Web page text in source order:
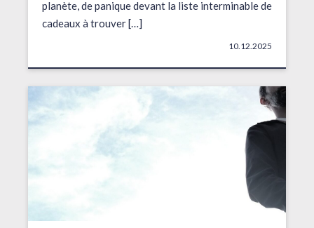
planète, de panique devant la liste interminable de
cadeaux à trouver […]
10.12.2025